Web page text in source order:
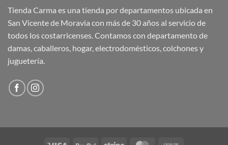
Tienda Carma es una tienda por departamentos ubicada en
San Vicente de Moravia con más de 30 años al servicio de
todos los costarricenses. Contamos con departamento de
damas, caballeros, hogar, electrodomésticos, colchones y
juguetería.